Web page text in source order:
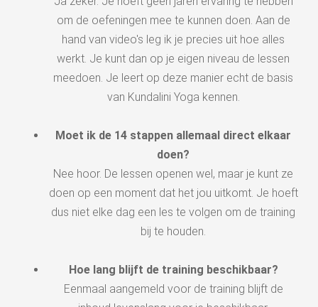
om de oefeningen mee te kunnen doen. Aan de
hand van video's leg ik je precies uit hoe alles
werkt. Je kunt dan op je eigen niveau de lessen
meedoen. Je leert op deze manier echt de basis
van Kundalini Yoga kennen.
Moet ik de 14 stappen allemaal direct elkaar
doen?
Nee hoor. De lessen openen wel, maar je kunt ze
doen op een moment dat het jou uitkomt. Je hoeft
dus niet elke dag een les te volgen om de training
bij te houden.
Hoe lang blijft de training beschikbaar?
Eenmaal aangemeld voor de training blijft de